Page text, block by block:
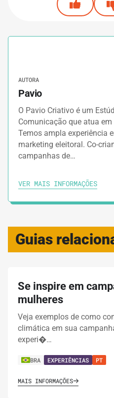
AUTORA
Pavio
O Pavio Criativo é um
Comunicação que atua
Temos ampla experiência
marketing eleitoral. Co-
campanhas de…
VER MAIS INFORMAÇÕES
Guias
Se inspire em
mulheres
Veja exemplos de como
climática em sua
experi�…
BRA EXPERIÊNCIAS PT
MAIS INFORMAÇÕES